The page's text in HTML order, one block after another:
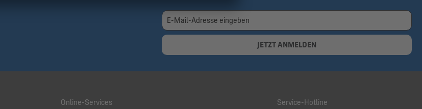
JETZT ANMELDEN
Online-Services
Service-Hotline